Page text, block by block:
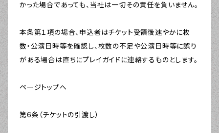
かった場合であっても、当社は一切その責任を負いません。
本条第１項の場合、申込者はチケット受領後速やかに枚
数・公演日時等を確認し、枚数の不足や公演日時等に誤り
がある場合は直ちにプレイガイドに連絡するものとします。
ページトップへ
第6条（チケットの引渡し）